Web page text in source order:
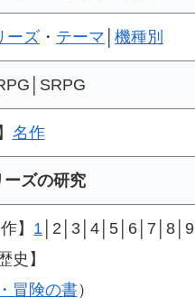
ーズ ・ テーマ 機種別
名作
ーズの研究
】 1 │2│3│4│5│6│7│8│9
史】
冒険の書）